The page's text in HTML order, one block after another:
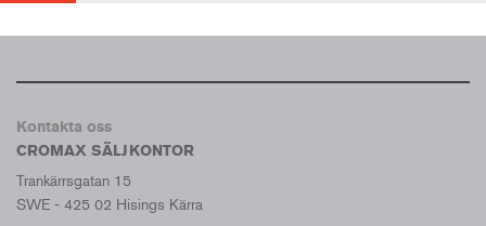
Kontakta oss
CROMAX SÄLJKONTOR
Trankärrsgatan 15
SWE - 425 02 Hisings Kärra